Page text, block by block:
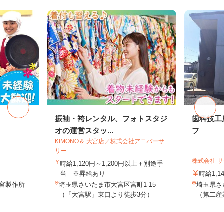
製作所
振袖・袴レンタル、フォトスタジ
オの運営スタッ...
KIMONO＆ 大宮店／株式会社アニバーサ
リー
時給1,120円～1,200円以上＋別途手
当 ※昇給あり
埼玉県さいたま市大宮区宮町1-15
（「大宮駅」東口より徒歩3分）
歯科技工
フ
株式会社
時給
埼玉県さ
（第二